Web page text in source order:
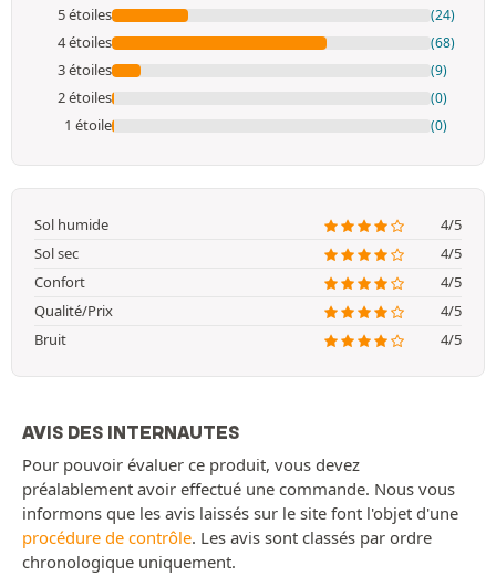
5 étoiles (24)
4 étoiles (68)
3 étoiles (9)
2 étoiles (0)
1 étoile (0)
Sol humide
4/5
Sol sec
4/5
Confort
4/5
Qualité/Prix
4/5
Bruit
4/5
AVIS DES INTERNAUTES
Pour pouvoir évaluer ce produit, vous devez
préalablement avoir effectué une commande. Nous vous
informons que les avis laissés sur le site font l'objet d'une
procédure de contrôle. Les avis sont classés par ordre
chronologique uniquement.